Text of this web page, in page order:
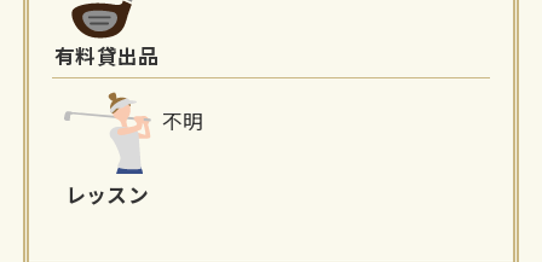
有料貸出品
レッスン
不明